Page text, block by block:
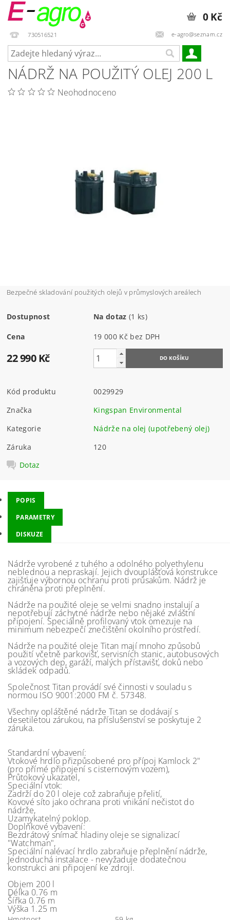
730516521 e-agro@seznam.cz
0 Kč
NÁDRŽ NA POUŽITÝ OLEJ 200 L
Neohodnoceno
Bezpečné skladování použitých olejů v průmyslových areálech
Dostupnost Na dotaz (1 ks)
Cena 19 000 Kč bez DPH
22 990 Kč
Kód produktu
0029929
Značka
Kingspan Environmental
Kategorie
Nádrže na olej (upotřebený olej)
Záruka
120
Dotaz
POPIS
PARAMETRY
DISKUZE
Nádrže vyrobené z tuhého a odolného polyethylenu
neblednou a nepraskají. Jejich dvouplášťová konstrukce
zajišťuje výbornou ochranu proti průsakům. Nádrž je
chráněna proti přeplnění.
Nádrže na použité oleje se velmi snadno instalují a
nepotřebují záchytné nádrže nebo nějaké zvláštní
připojení. Speciálně profilovaný vtok omezuje na
minimum nebezpečí znečištění okolního prostředí.
Nádrže na použité oleje Titan mají mnoho způsobů
použití včetně parkovišť, servisních stanic, autobusových
a vozových dep, garáží, malých přístavišť, doků nebo
skládek odpadů.
Společnost Titan provádí své činnosti v souladu s
normou ISO 9001:2000 FM č. 57348.
Všechny opláštěné nádrže Titan se dodávají s
desetiletou zárukou, na příslušenství se poskytuje 2
záruka.
Standardní vybavení:
Vtokové hrdlo přizpůsobené pro přípoj Kamlock 2"
(pro přímé připojení s cisternovým vozem),
Průtokový ukazatel,
Speciální vtok:
Zadrží do 20 l oleje což zabraňuje přelití,
Kovové síto jako ochrana proti vnikání nečistot do
nádrže,
Uzamykatelný poklop.
Doplňkové vybavení:
Bezdrátový snímač hladiny oleje se signalizací
"Watchman",
Speciální nalévací hrdlo zabraňuje přeplnění nádrže,
Jednoduchá instalace - nevyžaduje dodatečnou
konstrukci ani připojení ke zdroji.
Objem 200 l
Délka 0.76 m
Šířka 0.76 m
Výška 1.25 m